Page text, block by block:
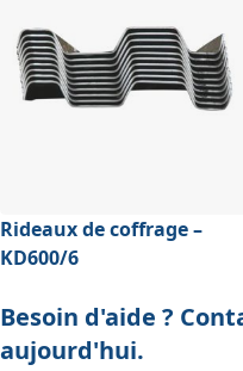
Rideaux de coffrage –
KD600/6
Besoin d'aide ?
aujourd'hui.